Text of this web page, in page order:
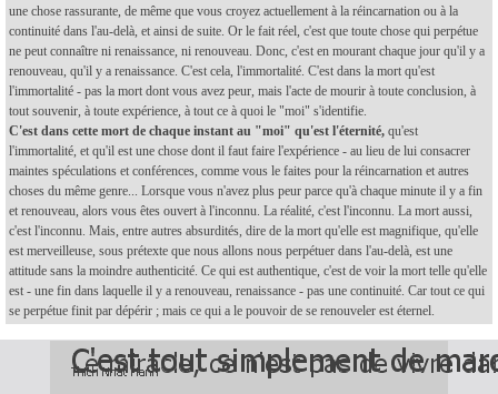
une chose rassurante, de même que vous croyez actuellement à la réincarnation ou à la
continuité dans l'au-delà, et ainsi de suite. Or le fait réel, c'est que toute chose qui perpétue
ne peut connaître ni renaissance, ni renouveau. Donc, c'est en mourant chaque jour qu'il y a
renouveau, qu'il y a renaissance. C'est cela, l'immortalité. C'est dans la mort qu'est
l'immortalité - pas la mort dont vous avez peur, mais l'acte de mourir à toute conclusion, à
tout souvenir, à toute expérience, à tout ce à quoi le "moi" s'identifie.
C'est dans cette mort de chaque instant au "moi" qu'est l'éternité, qu'est
l'immortalité, et qu'il est une chose dont il faut faire l'expérience - au lieu de lui consacrer
maintes spéculations et conférences, comme vous le faites pour la réincarnation et autres
choses du même genre... Lorsque vous n'avez plus peur parce qu'à chaque minute il y a fin
et renouveau, alors vous êtes ouvert à l'inconnu. La réalité, c'est l'inconnu. La mort aussi,
c'est l'inconnu. Mais, entre autres absurdités, dire de la mort qu'elle est magnifique, qu'elle
est merveilleuse, sous prétexte que nous allons nous perpétuer dans l'au-delà, est une
attitude sans la moindre authenticité. Ce qui est authentique, c'est de voir la mort telle qu'elle
est - une fin dans laquelle il y a renouveau, renaissance - pas une continuité. Car tout ce qui
se perpétue finit par dépérir ; mais ce qui a le pouvoir de se renouveler est éternel.